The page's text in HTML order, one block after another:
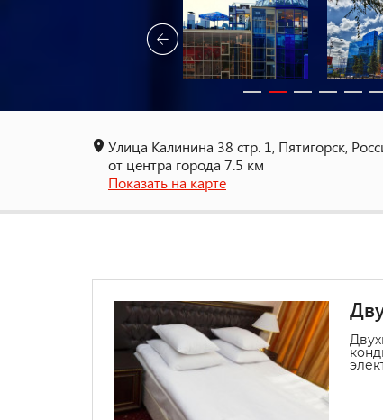
Улица Калинина 38 cтр. 1, Пятигорск,
от центра города 7.5 км
Показать на карте